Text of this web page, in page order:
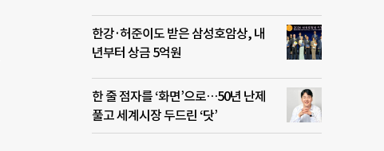
한강·허준이도 받은 삼성호암상, 내
년부터 상금 5억원
한 줄 점자를 ‘화면’으로…50년 난제
풀고 세계시장 두드린 ‘닷’